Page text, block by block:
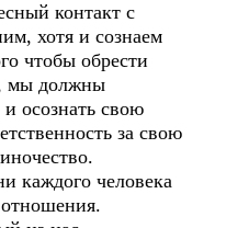
контакт с
хотя и сознаем
чтобы обрести
мы должны
и осознать свою
за свою
каждого человека